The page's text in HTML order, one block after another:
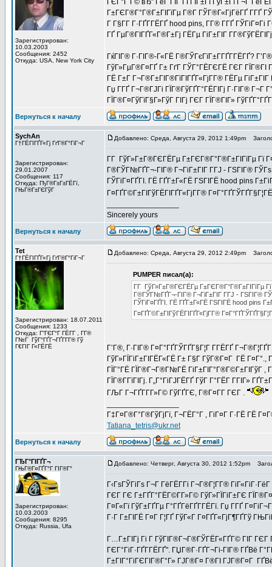
Зарегистрирован:
10.03.2003
Сообщения: 2452
Откуда: USA, New York City
ГЄГ°Г Г© вЂ” ГёГ ГІГ ГҐГІГ±Гї ГўГ±Гї Г¬Г
Г±ГЄГ®Г°Г®Г±ГІГїГµ Г®Г­ ГЎГ®Г«ГјГёГҐ Г­ГҐ
Г Г§Г­Г Г·ГҐГ­ГЁГҐ hood pins, Г­Г® Г­ГҐ
ГҐ ГµГ®ГІГҐГ«Г®Г±Гј ГЁГµ ГіГ±ГІГ
ГќГІГ® Г·ГІГ®-Г«ГЁ Г®ГЎГєГїГ±Г­ГҐГ­ГЁГҐ?
ГўГ»ГµГ®Г¤ГҐ Г± ГґГ ГЎГ°ГЁГЄГЁ ГЄГ ГЇГ®ГІ
ГЁ Г±Г Г¬Г®Г±ГІГ®ГїГІГҐГ«ГјГ­Г® ГЁГµ ГіГ±ГІГ
Гџ Г­ГҐ Г¬Г®ГЈГі ГЇГ®ГўГҐГ°ГЁГІГј Г·ГІГ®
ГЇГ®Г¤ГўГїГ§Г»ГўГ ГІГј ГЄГ ГЇГ®ГІГ»
Вернуться к началу
SychAn
Г†ГЁГІГҐГ«Гј ГґГ®Г°ГіГ¬Г
Зарегистрирован:
29.01.2007
Сообщения: 117
Откуда: ГђГ®Г±Г±ГЁГї,
ГЊГ®Г±ГЄГўГ
Добавлено: Среда, Августа 29, 2012 1:49pm
Г­Г ГўГ»Г±Г®ГЄГЁГµ Г±ГЄГ®Г°Г®Г±ГІГїГµ Гї
Г®ГЎГ№ГҐГ¬-ГІГ® Г¬ГіГ±ГІГ Г­ГЈ - ГЅГІГ®
ГЎГіГ¤ГҐГІ. ГЁ ГҐГ±Г«ГЁ ГЅГІГЁ hood pins
Г¤ГҐГ©Г±ГІГўГЁГІГҐГ«ГјГ­Г®
Sincerely yours
Вернуться к началу
Tet
Г†ГЁГІГҐГ«Гј ГґГ®Г°ГіГ¬Г
Зарегистрирован: 18.07.2011
Сообщения: 1233
Откуда: Г“ГЄГ°Г ГЁГ­Г , Г­Г®
Г№Г ГўГ°ГҐГ¬ГҐГ­Г­Г® Гў
Г€ГІГ Г«ГЁГЁ
Добавлено: Среда, Августа 29, 2012 2:49pm
PUMPER писал(а):
Г­Г ГўГ»Г±Г®ГЄГЁГµ Г±ГЄГ®Г°Г®Г±ГІГїГµ Гї
Г®ГЎГ№ГҐГ¬-ГІГ® Г¬ГіГ±ГІГ Г­ГЈ - ГЅГІГ®
ГЎГіГ¤ГҐГІ. ГЁ ГҐГ±Г«ГЁ ГЅГІГЁ hood pins
Г¤ГҐГ©Г±ГІГўГЁГІГҐГ«ГјГ­Г®
Г’Г®, Г·ГІГ® Г¤Г°ГҐГЎГҐГ§Г¦Г Г­ГЁГҐ
ГўГ»ГЇГіГ±ГІГЁГ«ГЁ Г± Г§Г ГўГ®Г¤Г ГЁ Г¤Г°.,
ГЇГ°ГЁ ГЇГ®Г¬Г®Г№ГЁ ГіГ±ГІГ°Г®Г©Г±ГІГўГ ,
ГЇГ®Г­ГїГІГј. Г„Г°ГіГЈГЁГҐ ГўГ Г°ГЁГ Г­ГІГ»
ГЉГ Г¬ГҐГ­Г­Г»Г© ГўГҐГЄ, Г®Г¤Г­Г ГЄГ .
Г‡Г¤Г®Г°Г®ГўГјГї, Г¬ГЁГ°Г , ГіГ¤Г Г·ГЁ ГЁ
Tatiana_tetris@ukr.net
Вернуться к началу
ГЂГ°ГІГҐГ¬
ГЊГ®Г¤ГҐГ°Г ГІГ®Г°
Зарегистрирован:
10.03.2003
Сообщения: 8295
Откуда: Russia, Ufa
Добавлено: Четверг, Августа 30, 2012 1:52pm
Г‹ГѕГЎГіГѕ Г¬Г ГёГЁГ­Гі Г¬Г®Г¦Г­Г®
ГЄГ ГЄ Г±ГҐГ°ГЁГ©Г­Г»Г© ГўГ»ГЇГіГ±ГЄ
Г¤Г«Гї ГўГ±ГҐГµ Г°ГҐГёГҐГ­ГЁГї. Гџ Г­ГҐ
Г·Г Г±ГІГЁ Г¤Г Г¦ГҐ ГўГ«Г Г¤ГҐГ«ГјГ¶ГҐГў
Г…Г±ГІГј Гі Г ГўГІГ®Г¬Г®ГЎГЁГ«ГҐГ© ГІГ
ГЄГ°ГіГ·ГҐГ­ГЁГҐ". ГЏГ®Г·ГҐГ¬Гі-ГІГ® ГҐВё
Г±ГІГ°ГіГЄГІГ®Г°Г» ГЈГ®Г¤ Г®ГІ ГЈГ®Г¤Г